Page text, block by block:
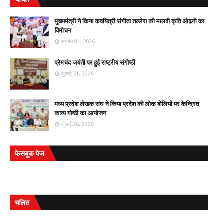
मुख्यमंत्री ने किया कवयित्री संगीता तल्लेरा की मालवी कृति ओढ़नी का
विमोचन
अगस्त 01, 2026
प्रेमचंद जयंती पर हुई राष्ट्रीय संगोष्ठी
जुलाई 31, 2026
मध्य प्रदेश लेखक संघ ने किया प्रदेश की लोक बोलियों पर केन्द्रित
काव्य गोष्ठी का आयोजन
जुलाई 26, 2026
फेसबुक पेज
चलित